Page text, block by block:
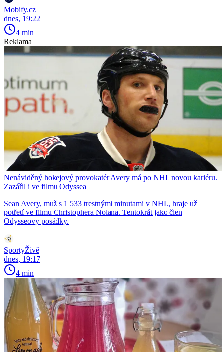
Mobify.cz
dnes, 19:22
4 min
Reklama
Nenáviděný hokejový provokatér Avery má po NHL novou kariéru.
Zazářil i ve filmu Odyssea
Sean Avery, muž s 1 533 trestnými minutami v NHL, hraje už
potřetí ve filmu Christophera Nolana. Tentokrát jako člen
Odysseovy posádky.
SportyŽivě
dnes, 19:17
4 min